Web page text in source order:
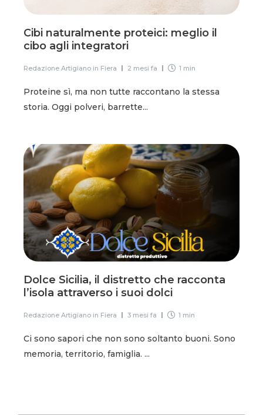
Cibi naturalmente proteici: meglio il
cibo agli integratori
Redazione Artigiano in Fiera 2 mesi fa 1 min
Proteine sì, ma non tutte raccontano la stessa
storia. Oggi polveri, barrette...
Dolce Sicilia, il distretto che racconta
l’isola attraverso i suoi dolci
Redazione Artigiano in Fiera 3 mesi fa 1 min
Ci sono sapori che non sono soltanto buoni. Sono
memoria, territorio, famiglia. ...